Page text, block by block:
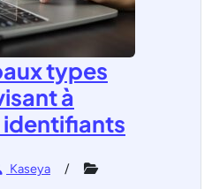
types
à
identifiants
Kaseya